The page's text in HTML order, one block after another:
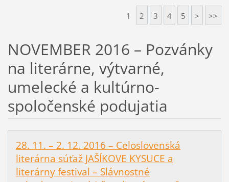
1 2 3 4 5 > >>
NOVEMBER 2016 – Pozvánky
na literárne, výtvarné,
umelecké a kultúrno-
spoločenské podujatia
28. 11. – 2. 12. 2016 – Celoslovenská
literárna súťaž JAŠÍKOVE KYSUCE a
literárny festival – Slávnostné